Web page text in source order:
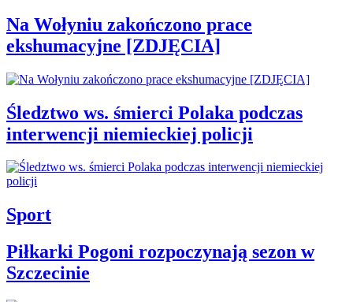
Na Wołyniu zakończono prace
ekshumacyjne [ZDJĘCIA]
Śledztwo ws. śmierci Polaka podczas
interwencji niemieckiej policji
Sport
Piłkarki Pogoni rozpoczynają sezon w
Szczecinie